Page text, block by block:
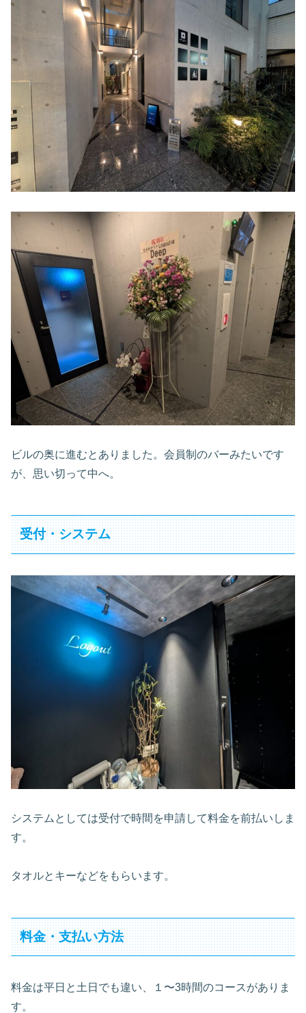
ビルの奥に進むとありました。会員制のバーみたいです
が、思い切って中へ。
受付・システム
システムとしては受付で時間を申請して料金を前払いしま
す。
タオルとキーなどをもらいます。
料金・支払い方法
料金は平日と土日でも違い、１〜3時間のコースがありま
す。